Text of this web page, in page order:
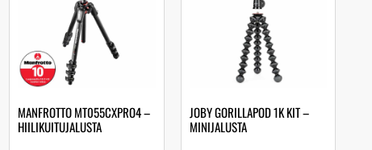
MANFROTTO MT055CXPRO4 –
HIILIKUITUJALUSTA
JOBY GORILLAPOD 1K KIT –
MINIJALUSTA